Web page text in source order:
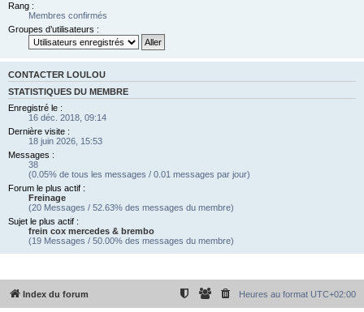
Rang :
Membres confirmés
Groupes d’utilisateurs :
CONTACTER LOULOU
STATISTIQUES DU MEMBRE
Enregistré le :
16 déc. 2018, 09:14
Dernière visite :
18 juin 2026, 15:53
Messages :
38
(0.05% de tous les messages / 0.01 messages par jour)
Forum le plus actif :
Freinage
(20 Messages / 52.63% des messages du membre)
Sujet le plus actif :
frein cox mercedes & brembo
(19 Messages / 50.00% des messages du membre)
Index du forum Heures au format UTC+02:00